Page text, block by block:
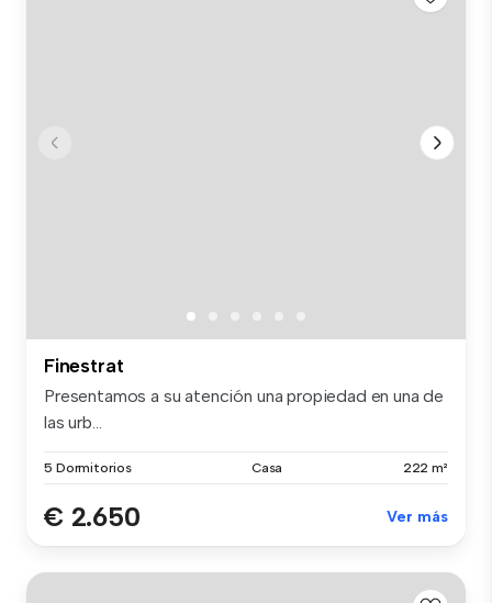
Finestrat
Presentamos a su atención una propiedad en una de
las urb...
5 Dormitorios Casa 222 m²
€ 2.650 Ver más